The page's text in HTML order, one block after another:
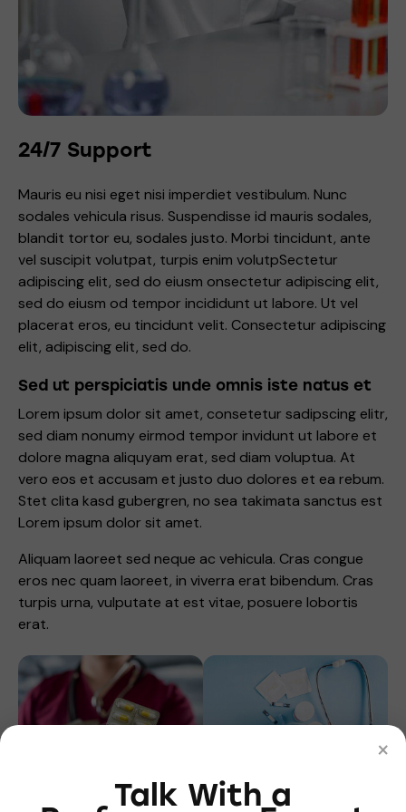
24/7 Support
Mauris eu nisi eget nisi imperdiet vestibulum. Nunc
sodales vehicula risus. Suspendisse id mauris sodales,
blandit tortor eu, sodales justo. Morbi tincidunt, ante
vel suscipit volutpat, turpis enim volutpSectetur
adipiscing elit, sed do eiusm onsectetur adipiscing elit,
sed do eiusm od tempor incididunt ut labore. Ut vel
placerat eros, eu tincidunt velit. Consectetur adipiscing
elit, adipiscing elit, sed do.
Sed ut perspiciatis unde omnis iste natus et
Lorem ipsum dolor sit amet, consetetur sadipscing elitr,
sed diam nonumy eirmod tempor invidunt ut labore et
dolore magna aliquyam erat, sed diam voluptua. At
vero eos et accusam et justo duo dolores et ea rebum.
Stet clita kasd gubergren, no sea takimata sanctus est
Lorem ipsum dolor sit amet.
Aliquam laoreet sed neque ac vehicula. Cras congue
eros nec quam laoreet, in viverra erat bibendum. Cras
turpis urna, vulputate at est vitae, posuere lobortis
erat.
×
Talk With a